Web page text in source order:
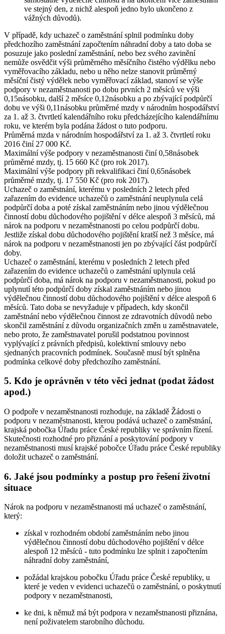
ve stejný den, z nichž alespoň jedno bylo ukončeno z
vážných důvodů).
V případě, kdy uchazeč o zaměstnání splnil podmínku doby
předchozího zaměstnání započtením náhradní doby a tato doba se
posuzuje jako poslední zaměstnání, nebo bez svého zavinění
nemůže osvědčit výši průměrného měsíčního čistého výdělku nebo
vyměřovacího základu, nebo u něho nelze stanovit průměrný
měsíční čistý výdělek nebo vyměřovací základ, stanoví se výše
podpory v nezaměstnanosti po dobu prvních 2 měsíců ve výši
0,15násobku, další 2 měsíce 0,12násobku a po zbývající podpůrčí
dobu ve výši 0,11násobku průměrné mzdy v národním hospodářství
za 1. až 3. čtvrtletí kalendářního roku předcházejícího kalendářnímu
roku, ve kterém byla podána žádost o tuto podporu.
Průměrná mzda v národním hospodářství za 1. až 3. čtvrtletí roku
2016 činí 27 000 Kč.
Maximální výše podpory v nezaměstnanosti činí 0,58násobek
průměrné mzdy, tj. 15 660 Kč (pro rok 2017).
Maximální výše podpory při rekvalifikaci činí 0,65násobek
průměrné mzdy, tj. 17 550 Kč (pro rok 2017).
Uchazeč o zaměstnání, kterému v posledních 2 letech před
zařazením do evidence uchazečů o zaměstnání neuplynula celá
podpůrčí doba a poté získal zaměstnáním nebo jinou výdělečnou
činností dobu důchodového pojištění v délce alespoň 3 měsíců, má
nárok na podporu v nezaměstnanosti po celou podpůrčí dobu.
Jestliže získal dobu důchodového pojištění kratší než 3 měsíce, má
nárok na podporu v nezaměstnanosti jen po zbývající část podpůrčí
doby.
Uchazeč o zaměstnání, kterému v posledních 2 letech před
zařazením do evidence uchazečů o zaměstnání uplynula celá
podpůrčí doba, má nárok na podporu v nezaměstnanosti, pokud po
uplynutí této podpůrčí doby získal zaměstnáním nebo jinou
výdělečnou činností dobu důchodového pojištění v délce alespoň 6
měsíců. Tato doba se nevyžaduje v případech, kdy skončil
zaměstnání nebo výdělečnou činnost ze zdravotních důvodů nebo
skončil zaměstnání z důvodu organizačních změn u zaměstnavatele,
nebo proto, že zaměstnavatel porušil podstatnou povinnost
vyplývající z právních předpisů, kolektivní smlouvy nebo
sjednaných pracovních podmínek. Současně musí být splněna
podmínka celkové doby předchozího zaměstnání.
5. Kdo je oprávněn v této věci jednat (podat žádost
apod.)
O podpoře v nezaměstnanosti rozhoduje, na základě Žádosti o
podporu v nezaměstnanosti, kterou podává uchazeč o zaměstnání,
krajská pobočka Úřadu práce České republiky ve správním řízení.
Skutečnosti rozhodné pro přiznání a poskytování podpory v
nezaměstnanosti musí krajské pobočce Úřadu práce České republiky
doložit uchazeč o zaměstnání.
6. Jaké jsou podmínky a postup pro řešení životní
situace
Nárok na podporu v nezaměstnanosti má uchazeč o zaměstnání,
který:
získal v rozhodném období zaměstnáním nebo jinou
výdělečnou činností dobu důchodového pojištění v délce
alespoň 12 měsíců - tuto podmínku lze splnit i započtením
náhradní doby zaměstnání,
požádal krajskou pobočku Úřadu práce České republiky, u
které je veden v evidenci uchazečů o zaměstnání, o poskytnutí
podpory v nezaměstnanosti,
ke dni, k němuž má být podpora v nezaměstnanosti přiznána,
není poživatelem starobního důchodu.